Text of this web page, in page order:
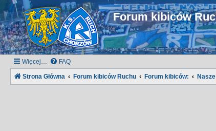
Forum kibiców
Więcej… FAQ
Strona Główna Forum kibiców Ruchu Forum kibiców: